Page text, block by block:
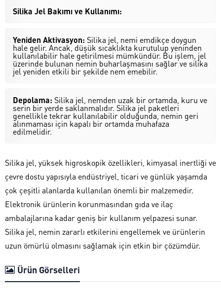
Silika Jel Bakımı ve Kullanımı:
Yeniden Aktivasyon: Silika jel, nemi emdikçe doygun
hale gelir. Ancak, düşük sıcaklıkta kurutulup yeninden
kullanılabilir hale getirilmesi mümkündür. Bu işlem, jel
üzerinde bulunan nemin buharlaşmasını sağlar ve silika
jel yeniden etkili bir şekilde nem emebilir.
Depolama: Silika jel, nemden uzak bir ortamda, kuru ve
serin bir yerde saklanmalıdır. Silika jel paketleri
genellikle tekrar kullanılabilir olduğunda, nemin geri
alınmaması için kapalı bir ortamda muhafaza
edilmelidir.
Silika jel, yüksek higroskopik özellikleri, kimyasal inertliği ve
çevre dostu yapısıyla endüstriyel, ticari ve günlük yaşamda
çok çeşitli alanlarda kullanılan önemli bir malzemedir.
Elektronik ürünlerin korunmasından gıda ve ilaç
ambalajlarına kadar geniş bir kullanım yelpazesi sunar.
Silika jel, nemin zararlı etkilerini engellemek ve ürünlerin
uzun ömürlü olmasını sağlamak için etkin bir çözümdür.
Ürün Görselleri